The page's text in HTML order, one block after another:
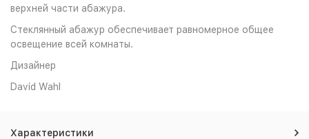
верхней части абажура.
Стеклянный абажур обеспечивает равномерное общее
освещение всей комнаты.
Дизайнер
David Wahl
Характеристики